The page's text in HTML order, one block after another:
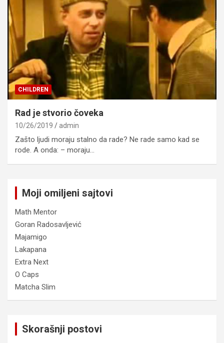
CHILDREN
Rad je stvorio čoveka
10/26/2019 admin
Zašto ljudi moraju stalno da rade? Ne rade samo kad se
rode. A onda: – moraju…
Moji omiljeni sajtovi
Math Mentor
Goran Radosavljević
Majamigo
Lakapana
Extra Next
O Caps
Matcha Slim
Skorašnji postovi